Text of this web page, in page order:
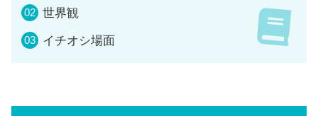
世界観
イチオシ場面